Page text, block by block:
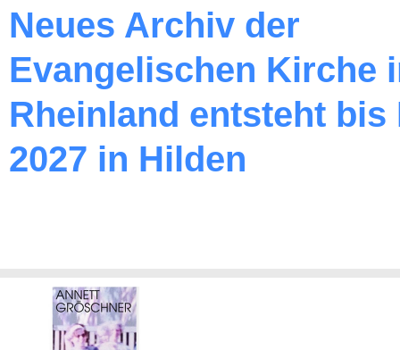
Neues Archiv der
Evangelischen Kirche
Rheinland entsteht bis
2027 in Hilden